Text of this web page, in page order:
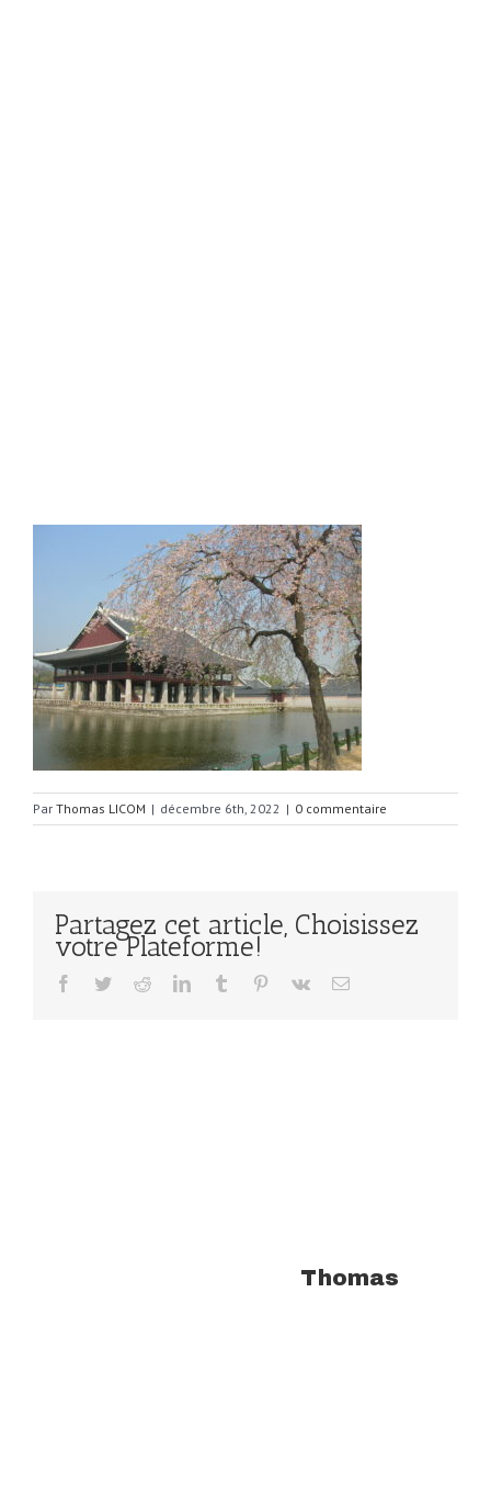
Par Thomas LICOM | décembre 6th, 2022 | 0 commentaire
Partagez cet article, Choisissez
votre Plateforme!
Facebook
TwitterRedditLinkedInTumblr Pinterest
Vk Email
Thomas